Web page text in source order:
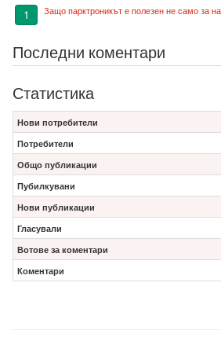
1 Защо парктроникът е полезен не само за
Последни коментари
Статистика
Нови потребители
Потребители
Общо публикации
Пубилкувани
Нови публикации
Гласували
Вотове за коментари
Коментари